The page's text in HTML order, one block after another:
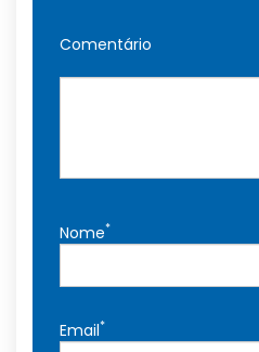
Comentário
Nome*
Email*